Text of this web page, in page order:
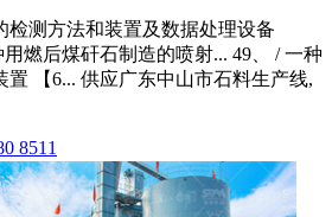
检测方法和装置及数据处理设备
用燃后煤矸石制造的喷射... 49、 / 一种
置 【6... 供应广东中山市石料生产线,
8511